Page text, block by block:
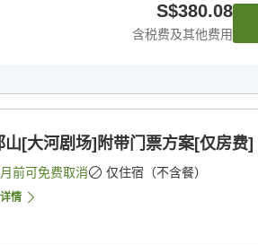
S$380.08
含税费及其他费用
山[大河剧场]附带门票方案[仅房费]
前可免费取消 仅住宿（不含餐）
情